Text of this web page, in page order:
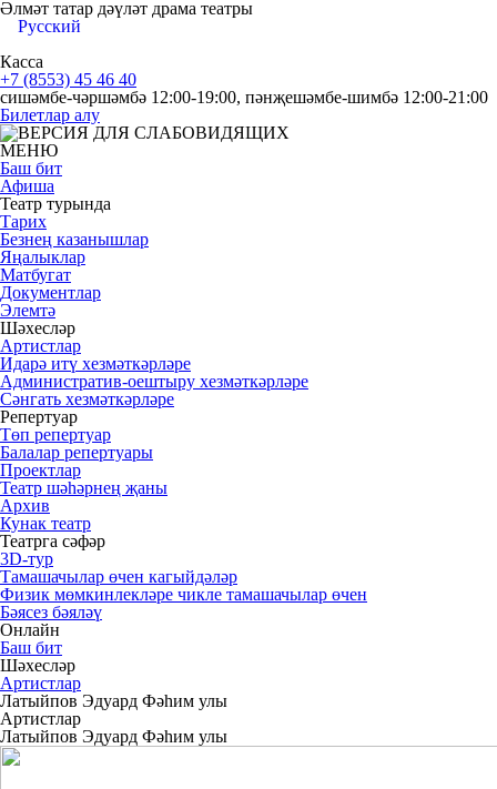
Әлмәт татар дәүләт драма театры
Русский
Касса
+7 (8553) 45 46 40
сишәмбе-чәршәмбә 12:00-19:00, пәнҗешәмбе-шимбә 12:00-21:00
Билетлар алу
МЕНЮ
Баш бит
Афиша
Театр турында
Тарих
Безнең казанышлар
Яңалыклар
Матбугат
Документлар
Элемтә
Шәхесләр
Артистлар
Идарә итү хезмәткәрләре
Административ-оештыру хезмәткәрләре
Сәнгать хезмәткәрләре
Репертуар
Төп репертуар
Балалар репертуары
Проектлар
Театр шәһәрнең җаны
Архив
Кунак театр
Театрга сәфәр
3D-тур
Тамашачылар өчен кагыйдәләр
Физик мөмкинлекләре чикле тамашачылар өчен
Бәясез бәяләү
Онлайн
Баш бит
Шәхесләр
Артистлар
Латыйпов Эдуард Фәһим улы
Артистлар
Латыйпов Эдуард Фәһим улы